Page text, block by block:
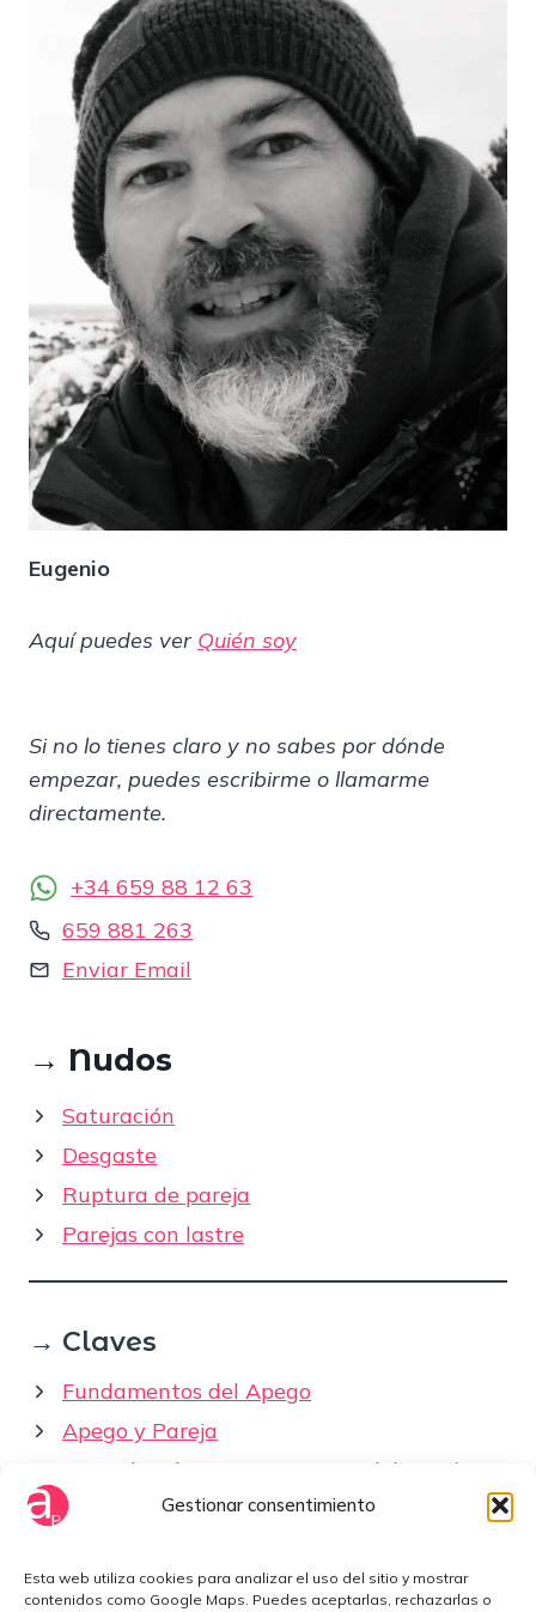
Gestionar consentimiento
Esta web utiliza cookies para analizar el uso del sitio y mostrar
contenidos como Google Maps. Puedes aceptarlas, rechazarlas o
Eugenio
Aquí puedes ver Quién soy
Si no lo tienes claro y no sabes por dónde
empezar, puedes escribirme o llamarme
directamente.
+34 659 88 12 63
659 881 263
Enviar Email
→ Nudos
Saturación
Desgaste
Ruptura de pareja
Parejas con lastre
→ Claves
Fundamentos del Apego
Apego y Pareja
Entender el apego no te saca del patrón
Cómo elegir pareja
Fuera del Mapa